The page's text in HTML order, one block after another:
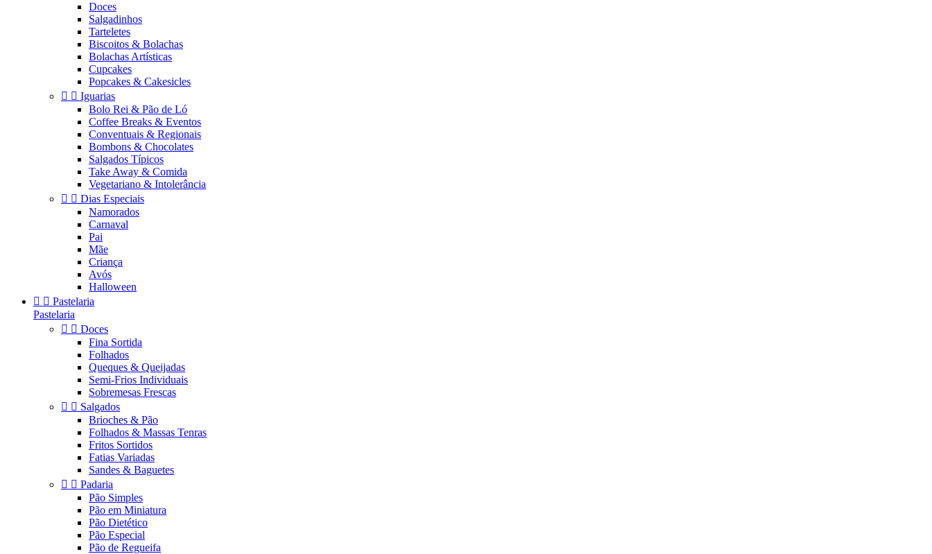
Doces
Salgadinhos
Tarteletes
Biscoitos & Bolachas
Bolachas Artísticas
Cupcakes
Popcakes & Cakesicles
  Iguarias
Bolo Rei & Pão de Ló
Coffee Breaks & Eventos
Conventuais & Regionais
Bombons & Chocolates
Salgados Típicos
Take Away & Comida
Vegetariano & Intolerância
  Dias Especiais
Namorados
Carnaval
Pai
Mãe
Criança
Avós
Halloween
  Pastelaria
Pastelaria
  Doces
Fina Sortida
Folhados
Queques & Queijadas
Semi-Frios Individuais
Sobremesas Frescas
  Salgados
Brioches & Pão
Folhados & Massas Tenras
Fritos Sortidos
Fatias Variadas
Sandes & Baguetes
  Padaria
Pão Simples
Pão em Miniatura
Pão Dietético
Pão Especial
Pão de Regueifa